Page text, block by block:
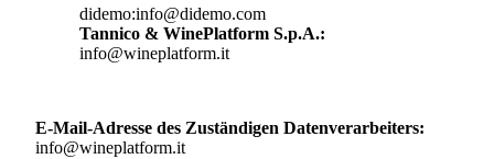
didemo:info@didemo.com
Tannico & WinePlatform S.p.A.:
info@wineplatform.it
E-Mail-Adresse des Zuständigen Datenverarbeiters:
info@wineplatform.it